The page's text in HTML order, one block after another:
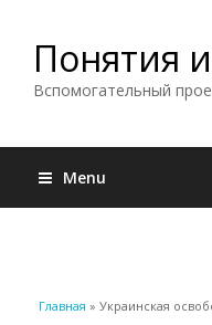
Понятия
Вспомогательный
Menu
Вы здесь
Главная » Украинская